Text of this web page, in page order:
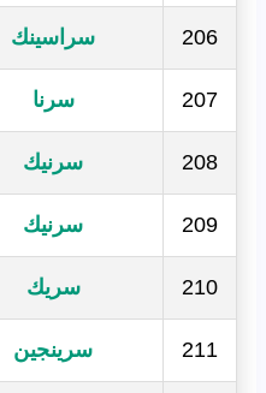
206 سراسينك
207 سرنا
208 سرنيك
209 سرنيك
210 سريك
211 سرينجين